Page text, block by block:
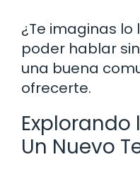
¿Te imaginas
poder hablar
una buena
ofrecerte.
Explorando
Un Nuevo